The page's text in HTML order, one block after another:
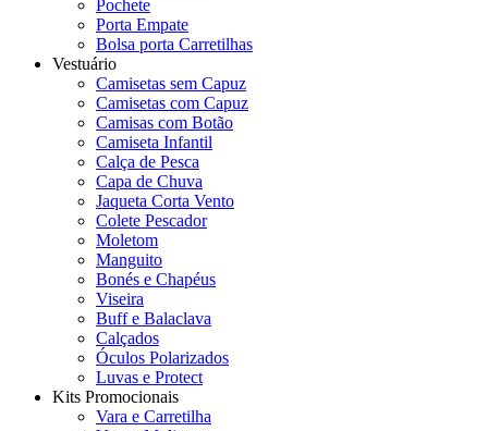
Pochete
Porta Empate
Bolsa porta Carretilhas
Vestuário
Camisetas sem Capuz
Camisetas com Capuz
Camisas com Botão
Camiseta Infantil
Calça de Pesca
Capa de Chuva
Jaqueta Corta Vento
Colete Pescador
Moletom
Manguito
Bonés e Chapéus
Viseira
Buff e Balaclava
Calçados
Óculos Polarizados
Luvas e Protect
Kits Promocionais
Vara e Carretilha